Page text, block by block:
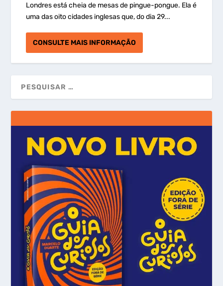
Londres está cheia de mesas de pingue-pongue. Ela é
uma das oito cidades inglesas que, do dia 29...
CONSULTE MAIS INFORMAÇÃO